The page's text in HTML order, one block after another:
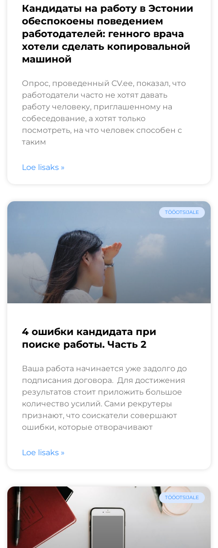
Кандидаты на работу в Эстонии
обеспокоены поведением
работодателей: генного врача
хотели сделать копировальной
машиной
Опрос, проведенный CV.ee, показал, что
работодатели часто не хотят давать
работу человеку, приглашенному на
собеседование, а хотят только
посмотреть, на что человек способен с
таким
Loe lisaks »
TÖÖOTSIJALE
4 ошибки кандидата при
поиске работы. Часть 2
Ваша работа начинается уже задолго до
подписания договора. Для достижения
результатов стоит приложить большое
количество усилий. Сами рекрутеры
признают, что соискатели совершают
ошибки, которые отворачивают
Loe lisaks »
TÖÖOTSIJALE